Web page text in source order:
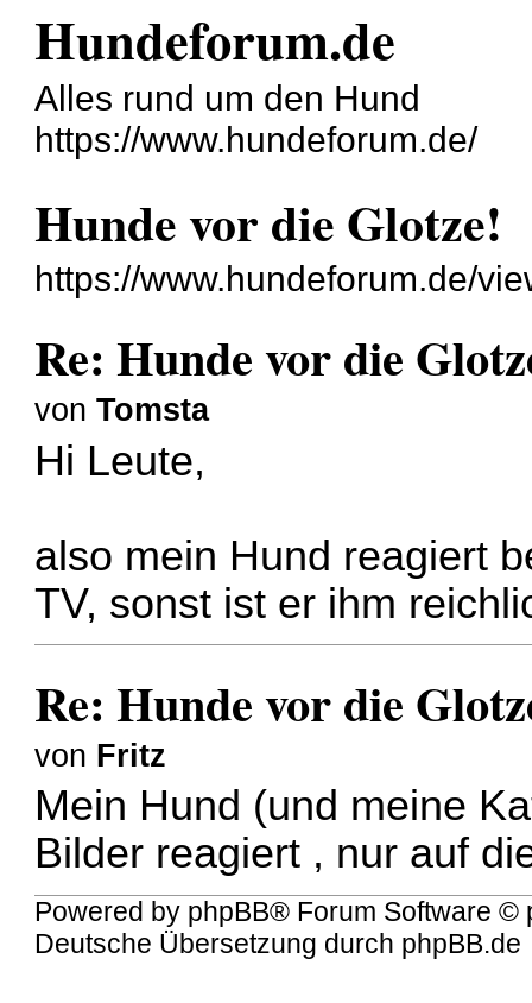
Hundeforum.de
Alles rund um den Hund
https://www.hundeforum.de/
Hunde vor die Glotze!
https://www.hundeforum.de/
Re: Hunde vor die
vonTomsta
Hi Leute,
also mein Hund reagiert
TV, sonst ist er ihm
Re: Hunde vor die
von Fritz
Mein Hund (und meine
Bilder reagiert , nur auf
Powered by phpBB® Forum Software ©
Deutsche Übersetzung durch phpBB.de